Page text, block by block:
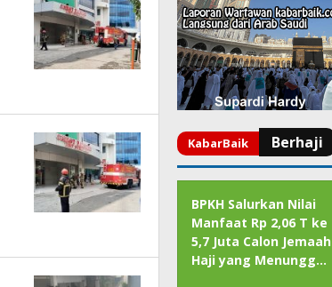
BPKH Salurkan Nilai
Manfaat Rp 2,06 T ke
5,7 Juta Calon Jemaah
Haji yang Menungg…